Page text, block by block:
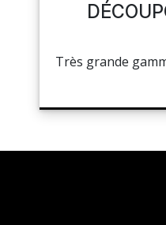
ET
HYGIÈNE ET
Très grande